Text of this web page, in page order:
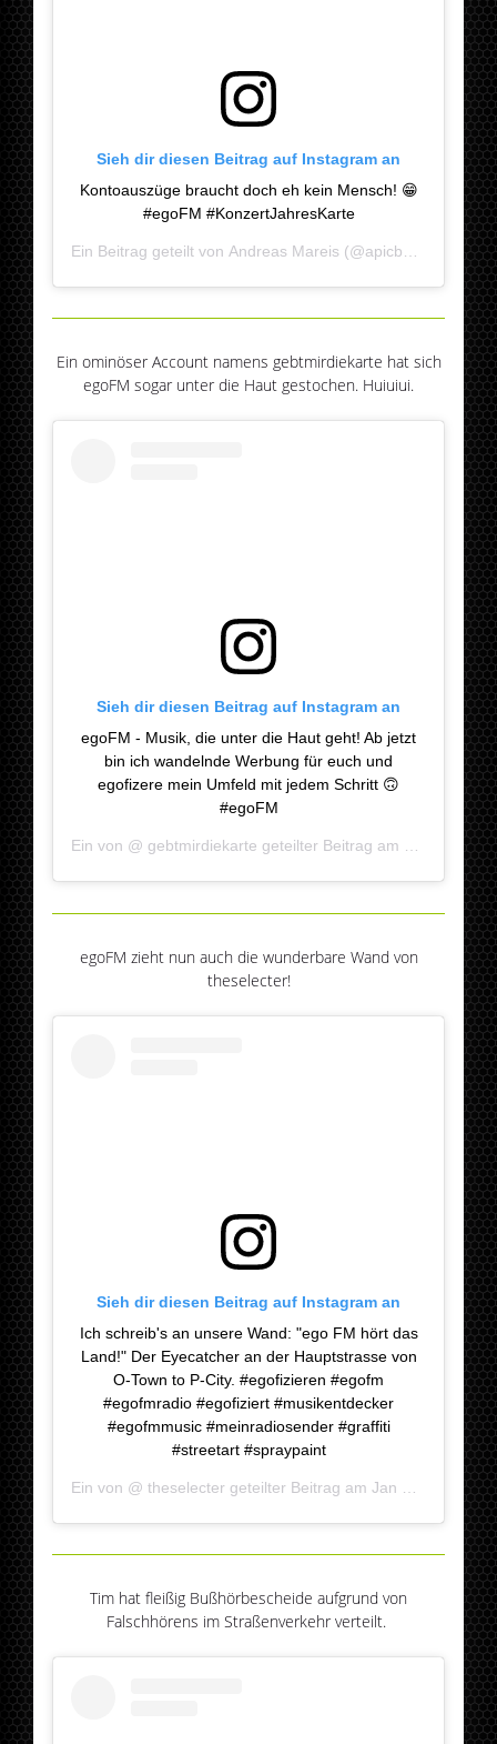
Sieh dir diesen Beitrag auf Instagram an
Kontoauszüge braucht doch eh kein Mensch! 😁
#egoFM #KonzertJahresKarte
Ein Beitrag geteilt von Andreas Mareis (@apicbuilds) am
Ein ominöser Account namens gebtmirdiekarte hat sich
egoFM sogar unter die Haut gestochen. Huiuiui.
Sieh dir diesen Beitrag auf Instagram an
egoFM - Musik, die unter die Haut geht! Ab jetzt
bin ich wandelnde Werbung für euch und
egofizere mein Umfeld mit jedem Schritt 🙃
#egoFM
Ein von @ gebtmirdiekarte geteilter Beitrag am Jan 26,
egoFM zieht nun auch die wunderbare Wand von
theselecter!
Sieh dir diesen Beitrag auf Instagram an
Ich schreib's an unsere Wand: "ego FM hört das
Land!" Der Eyecatcher an der Hauptstrasse von
O-Town to P-City. #egofizieren #egofm
#egofmradio #egofiziert #musikentdecker
#egofmmusic #meinradiosender #graffiti
#streetart #spraypaint
Ein von @ theselecter geteilter Beitrag amJan 26, 2019 um 6:45 PST
Tim hat fleißig Bußhörbescheide aufgrund von
Falschhörens im Straßenverkehr verteilt.